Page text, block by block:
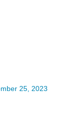
25, 2023